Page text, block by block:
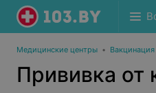
Медицинские центры • Вакцинация
Прививка от